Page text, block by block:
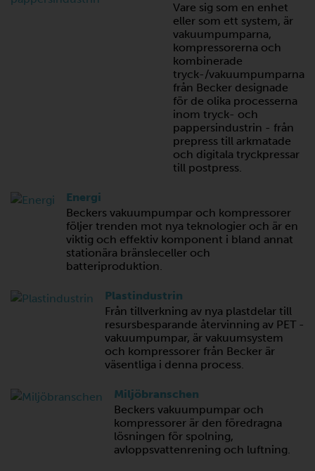
Vare sig som en enhet
eller som ett system, är
vakuumpumparna,
kompressorerna och
kombinerade
tryck-/vakuumpumparna
från Becker designade
för de olika processerna
inom tryck- och
pappersindustrin - från
prepress till arkmatade
och digitala tryckpressar
till postpress.
Energi
Beckers vakuumpumpar och kompressorer
följer trenden mot nya teknologier och är en
viktig och effektiv komponent i bland annat
stationära bränsleceller och
batteriproduktion.
Plastindustrin
Från tillverkning av nya plastdelar till
resursbesparande återvinning av PET -
vakuumpumpar, är vakuumsystem
och kompressorer från Becker är
väsentliga i denna process.
Miljöbranschen
Beckers vakuumpumpar och
kompressorer är den föredragna
lösningen för spolning,
avloppsvattenrening och luftning.